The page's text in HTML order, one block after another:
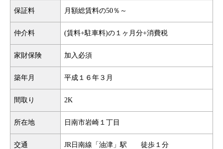
保証料 月額総賃料の50％～
仲介料 (賃料+駐車料)の１ヶ月分+消費税
家財保険 加入必須
築年月 平成１６年３月
間取り 2K
所在地 日南市岩崎１丁目
交通 JR日南線「油津」駅 徒歩１分